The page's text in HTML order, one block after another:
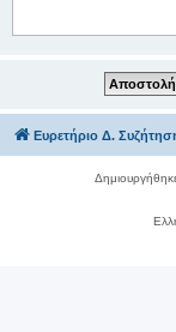
Ευρετήριο Δ.